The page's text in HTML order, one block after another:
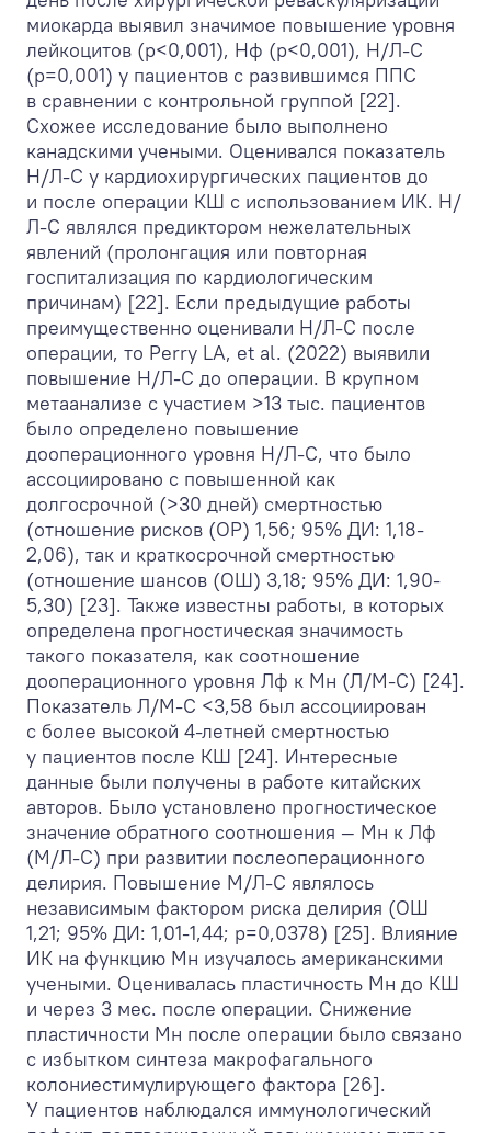
миокарда выявил значимое повышение уровня
лейкоцитов (p<0,001), Нф (p<0,001), Н/Л-С
(p=0,001) у пациентов с развившимся ППС
в сравнении с контрольной группой [22].
Схожее исследование было выполнено
канадскими учеными. Оценивался показатель
Н/Л-С у кардиохирургических пациентов до
и после операции КШ с использованием ИК. Н/
Л-С являлся предиктором нежелательных
явлений (пролонгация или повторная
госпитализация по кардиологическим
причинам) [22]. Если предыдущие работы
преимущественно оценивали Н/Л-С после
операции, то Perry LA, et al. (2022) выявили
повышение Н/Л-С до операции. В крупном
метаанализе с участием >13 тыс. пациентов
было определено повышение
дооперационного уровня Н/Л-С, что было
ассоциировано с повышенной как
долгосрочной (>30 дней) смертностью
(отношение рисков (ОР) 1,56; 95% ДИ: 1,18-
2,06), так и краткосрочной смертностью
(отношение шансов (ОШ) 3,18; 95% ДИ: 1,90-
5,30) [23]. Также известны работы, в которых
определена прогностическая значимость
такого показателя, как соотношение
дооперационного уровня Лф к Мн (Л/М-С) [24].
Показатель Л/М-С <3,58 был ассоциирован
с более высокой 4-летней смертностью
у пациентов после КШ [24]. Интересные
данные были получены в работе китайских
авторов. Было установлено прогностическое
значение обратного соотношения — Мн к Лф
(М/Л-С) при развитии послеоперационного
делирия. Повышение М/Л-С являлось
независимым фактором риска делирия (ОШ
1,21; 95% ДИ: 1,01-1,44; р=0,0378) [25]. Влияние
ИК на функцию Мн изучалось американскими
учеными. Оценивалась пластичность Мн до КШ
и через 3 мес. после операции. Снижение
пластичности Мн после операции было связано
с избытком синтеза макрофагального
колониестимулирующего фактора [26].
У пациентов наблюдался иммунологический